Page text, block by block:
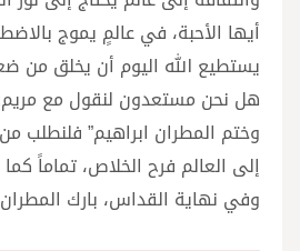
أيها الأحبة، في عالمٍ يموج
يستطيع الله اليوم أن يخلق من
هل نحن مستعدون لنقول مع
وختم المطران ابراهيم” فلنطلب
إلى العالم فرح الخلاص، تماماً
وفي نهاية القداس، بارك المطران